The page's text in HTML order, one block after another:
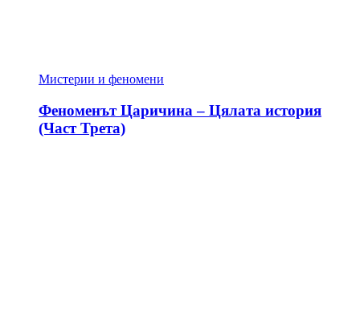
Мистерии и феномени
Феноменът Царичина – Цялата история
(Част Трета)